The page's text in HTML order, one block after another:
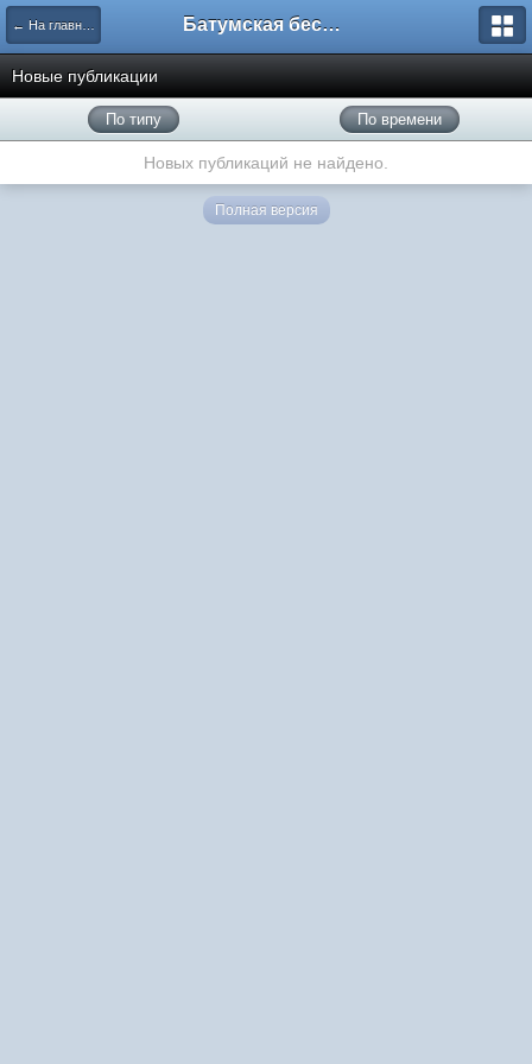
← На главную Батумская беседка
Новые публикации
По типу По времени
Новых публикаций не найдено.
Полная версия